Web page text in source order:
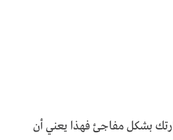
بشكل مفاجئ فهذا يعني أن